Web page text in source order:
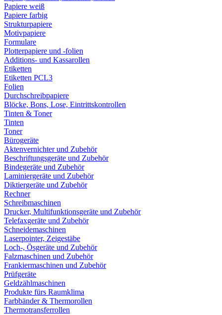
Papiere weiß
Papiere farbig
Strukturpapiere
Motivpapiere
Formulare
Plotterpapiere und -folien
Additions- und Kassarollen
Etiketten
Etiketten PCL3
Folien
Durchschreibpapiere
Blöcke, Bons, Lose, Eintrittskontrollen
Tinten & Toner
Tinten
Toner
Bürogeräte
Aktenvernichter und Zubehör
Beschriftungsgeräte und Zubehör
Bindegeräte und Zubehör
Laminiergeräte und Zubehör
Diktiergeräte und Zubehör
Rechner
Schreibmaschinen
Drucker, Multifunktionsgeräte und Zubehör
Telefaxgeräte und Zubehör
Schneidemaschinen
Laserpointer, Zeigestäbe
Loch-, Ösgeräte und Zubehör
Falzmaschinen und Zubehör
Frankiermaschinen und Zubehör
Prüfgeräte
Geldzählmaschinen
Produkte fürs Raumklima
Farbbänder & Thermorollen
Thermotransferrollen